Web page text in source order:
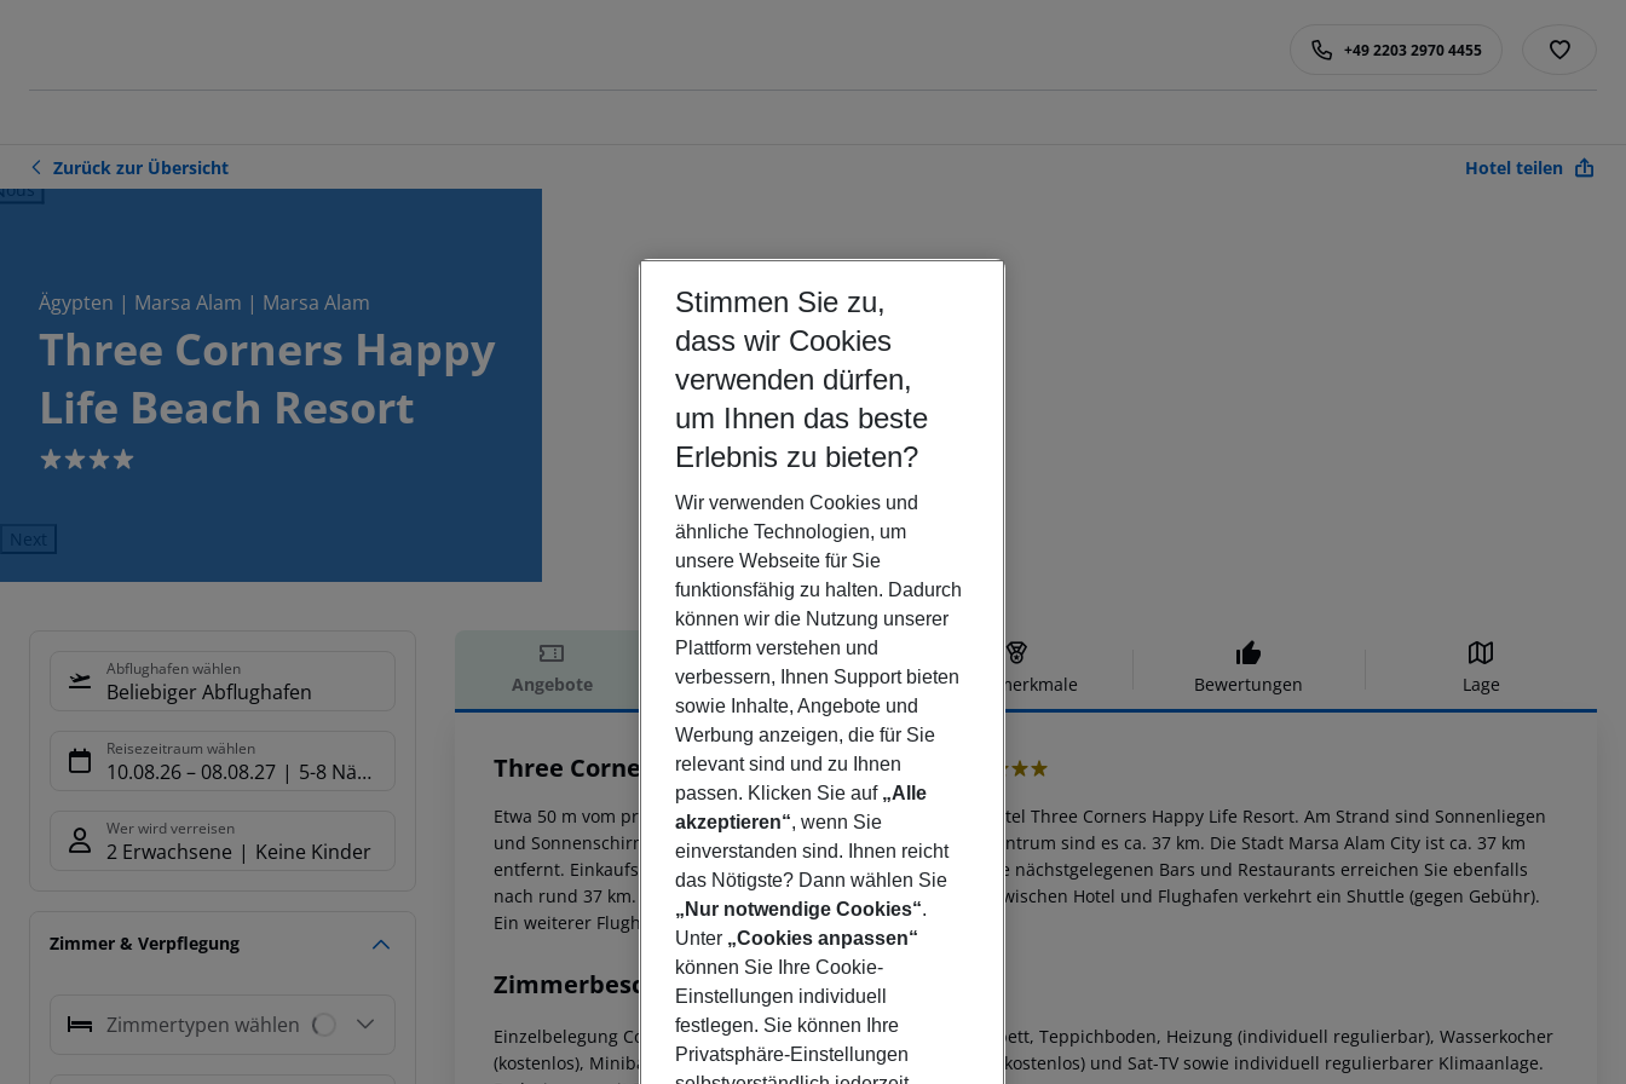
+49 2203 2970 4455
Zurück zur Übersicht Hotel teilen
Ägypten | Marsa Alam | Marsa Alam
Three Corners Happy
Life Beach Resort
4
Next
Abflughafen wählen
Beliebiger Abflughafen
Reisezeitraum wählen
10.08.26– 08.08.27 5-8 Nächte
Wer wird verreisen
2 Erwachsene Keine Kinder
Zimmer & Verpflegung
Zimmertypen wählen
Angebote Hotelbeschreibung Hotelmerkmale Bewertungen Lage
Hotelbeschreibung
Three Corners Happy Life Beach Resort
Etwa 50 m vom privaten Sand-/Kiesstrand entfernt liegt das Hotel Three Corners Happy Life Resort. Am Strand sind Sonnenliegen
und Sonnenschirme kostenlos verfügbar. Zum touristischen Zentrum sind es ca. 37 km. Die Stadt Marsa Alam City ist ca. 37 km
entfernt. Einkaufsmöglichkeiten liegen ca. 37 km vom Hotel. Die nächstgelegenen Bars und Restaurants erreichen Sie ebenfalls
nach rund 37 km. Der Flughafen (RMF) ist ca. 45 km entfernt. Zwischen Hotel und Flughafen verkehrt ein Shuttle (gegen Gebühr).
Ein weiterer Flughafen (HRG) liegt in etwa 262 km Entfernung.
Zimmerbeschreibung
Einzelbelegung Comfort Zimmer: Mit King-Size-Bett oder Twinbett, Teppichboden, Heizung (individuell regulierbar), Wasserkocher
(kostenlos), Minibar (geg. Gebühr), Balkon oder Terrasse, Safe (kostenlos) und Sat-TV sowie individuell regulierbarer Klimaanlage.
Stimmen Sie zu,
dass wir Cookies
verwenden dürfen,
um Ihnen das beste
Erlebnis zu bieten?
Wir verwenden Cookies und
ähnliche Technologien, um
unsere Webseite für Sie
funktionsfähig zu halten. Dadurch
können wir die Nutzung unserer
Plattform verstehen und
verbessern, Ihnen Support bieten
sowie Inhalte, Angebote und
Werbung anzeigen, die für Sie
relevant sind und zu Ihnen
passen. Klicken Sie auf „Alle
akzeptieren“, wenn Sie
einverstanden sind. Ihnen reicht
das Nötigste? Dann wählen Sie
„Nur notwendige Cookies“.
Unter „Cookies anpassen“
können Sie Ihre Cookie-
Einstellungen individuell
festlegen. Sie können Ihre
Privatsphäre-Einstellungen